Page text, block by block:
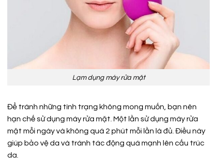
Lạm dụng máy rửa mặt
Để tránh những tình trạng không mong muốn, bạn nên
hạn chế sử dụng máy rửa mặt. Một lần sử dụng máy rửa
mặt mỗi ngày và không quá 2 phút mỗi lần là đủ. Điều này
giúp bảo vệ da và tránh tác động quá mạnh lên cấu trúc
da.